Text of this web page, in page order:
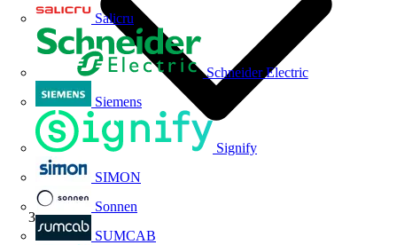
Salicru
Schneider Electric
Siemens
Signify
SIMON
Sonnen
SUMCAB
Índice